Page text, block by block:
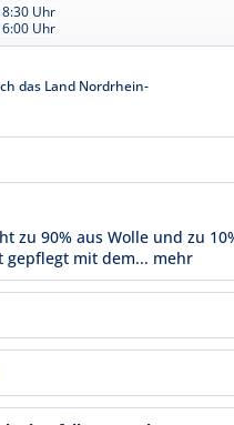
Uhr
Uhr
das Land Nordrhein-
zu 90% aus Wolle und zu
gepflegt mit dem... mehr